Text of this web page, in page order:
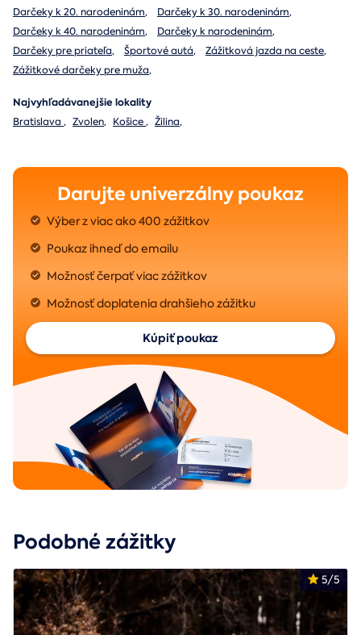
Darčeky k 20. narodeninám, Darčeky k 30. narodeninám,
Darčeky k 40. narodeninám, Darčeky k narodeninám,
Darčeky pre priateľa, Športové autá, Zážitková jazda na ceste,
Zážitkové darčeky pre muža,
Najvyhľadávanejšie lokality
Bratislava , Zvolen, Košice, Žilina,
Darujte univerzálny poukaz
Výber z viac ako 400 zážitkov
Poukaz ihneď do emailu
Možnosť čerpať viac zážitkov
Možnosť doplatenia drahšieho zážitku
Kúpiť poukaz
Podobné zážitky
5/5